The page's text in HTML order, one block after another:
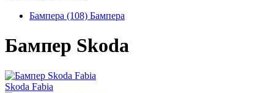
Бампера (108) Бампера
Бампер Skoda
Skoda Fabia